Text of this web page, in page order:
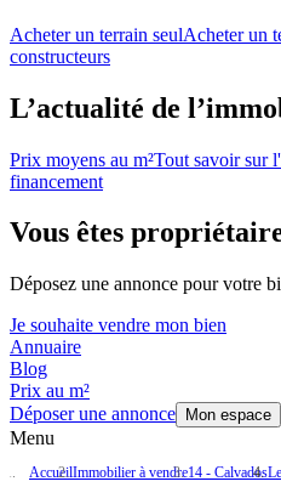
Acheter un terrain seulAcheter un
constructeurs
L’actualité de
Prix moyens au m²Tout savoir sur
financement
Vous êtes
Déposez une annonce pour votre
Je souhaite vendre mon bien
Annuaire
Blog
Prix au m²
Déposer une annonce
Mon espace
Menu
AccueilImmobilier à vendre14 - Calvados